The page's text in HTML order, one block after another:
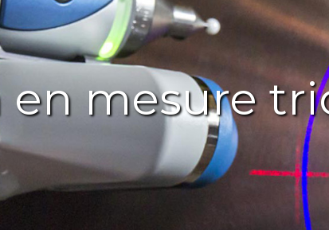
en mesure